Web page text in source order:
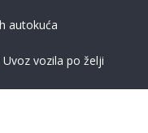
autokuća
Uvoz vozila po želji